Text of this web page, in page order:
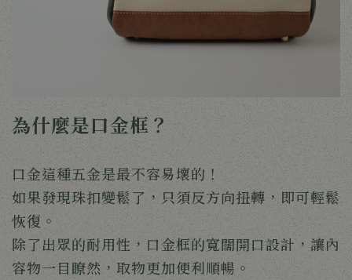
為什麼是口金框？
口金這種五金是最不容易壞的！
如果發現珠扣變鬆了，只須反方向扭轉，即可輕鬆
恢復。
除了出眾的耐用性，口金框的寬闊開口設計，讓內
容物一目瞭然，取物更加便利順暢。